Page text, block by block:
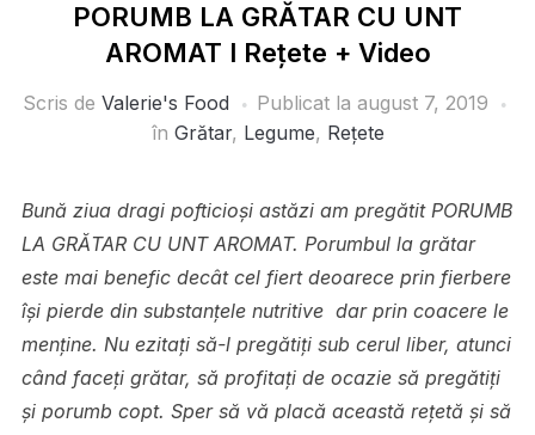
PORUMB LA GRĂTAR CU UNT
AROMAT I Rețete + Video
Scris de Valerie's Food Publicat la august 7, 2019
în Grătar, Legume, Rețete
Bună ziua dragi pofticioși astăzi am pregătit PORUMB
LA GRĂTAR CU UNT AROMAT. Porumbul la grătar
este mai benefic decât cel fiert deoarece prin fierbere
îşi pierde din substanţele nutritive dar prin coacere le
menține. Nu ezitați să-l pregătiți sub cerul liber, atunci
când faceți grătar, să profitați de ocazie să pregătiți
și porumb copt. Sper să vă placă această rețetă și să